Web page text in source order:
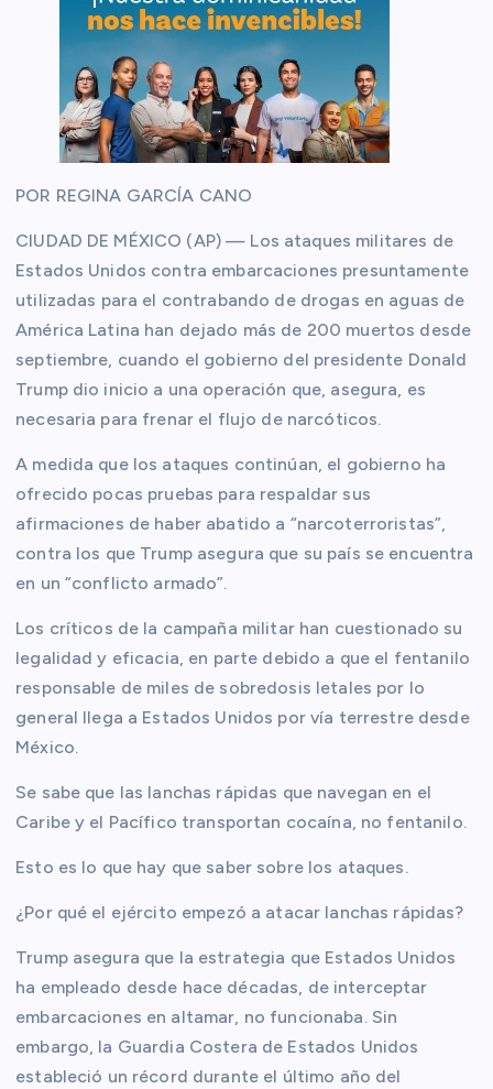
POR REGINA GARCÍA CANO
CIUDAD DE MÉXICO (AP) — Los ataques militares de
Estados Unidos contra embarcaciones presuntamente
utilizadas para el contrabando de drogas en aguas de
América Latina han dejado más de 200 muertos desde
septiembre, cuando el gobierno del presidente Donald
Trump dio inicio a una operación que, asegura, es
necesaria para frenar el flujo de narcóticos.
A medida que los ataques continúan, el gobierno ha
ofrecido pocas pruebas para respaldar sus
afirmaciones de haber abatido a “narcoterroristas”,
contra los que Trump asegura que su país se encuentra
en un “conflicto armado”.
Los críticos de la campaña militar han cuestionado su
legalidad y eficacia, en parte debido a que el fentanilo
responsable de miles de sobredosis letales por lo
general llega a Estados Unidos por vía terrestre desde
México.
Se sabe que las lanchas rápidas que navegan en el
Caribe y el Pacífico transportan cocaína, no fentanilo.
Esto es lo que hay que saber sobre los ataques.
¿Por qué el ejército empezó a atacar lanchas rápidas?
Trump asegura que la estrategia que Estados Unidos
ha empleado desde hace décadas, de interceptar
embarcaciones en altamar, no funcionaba. Sin
embargo, la Guardia Costera de Estados Unidos
estableció un récord durante el último año del